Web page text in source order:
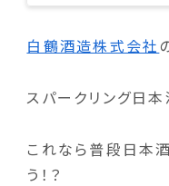
白鶴酒造株式会社
スパークリング日本
これなら普段日本
う！？